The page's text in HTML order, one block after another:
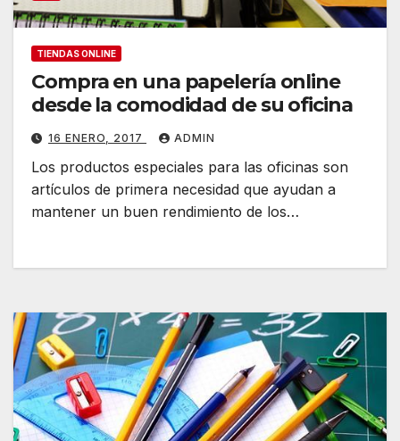
TIENDAS ONLINE
Compra en una papelería online
desde la comodidad de su oficina
16 ENERO, 2017 ADMIN
Los productos especiales para las oficinas son
artículos de primera necesidad que ayudan a
mantener un buen rendimiento de los…